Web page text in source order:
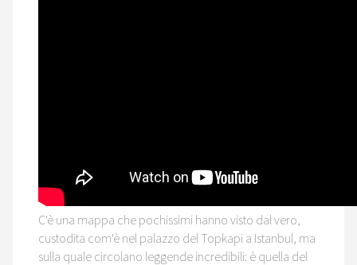
C'è una mappa che pochissimi hanno visto dal vero,
custodita com'è nel palazzo del Topkapi a Istanbul, ma
sulla quale circolano leggende incredibili: è quella del